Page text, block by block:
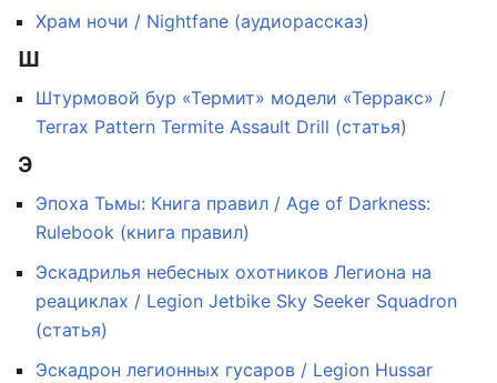
Храм ночи / Nightfane (аудиорассказ)
Ш
Штурмовой бур «Термит» модели «Терракс» /
Terrax Pattern Termite Assault Drill (статья)
Э
Эпоха Тьмы: Книга правил / Age of Darkness:
Rulebook (книга правил)
Эскадрилья небесных охотников Легиона на
реациклах / Legion Jetbike Sky Seeker Squadron
(статья)
Эскадрон легионных гусаров / Legion Hussar